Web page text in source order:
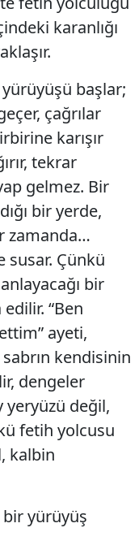
karanlığı
başlar;
çağrılar
karışır
tekrar
gelmez. Bir
bir yerde,
zamanda…
susar. Çünkü
bir
“Ben
ayeti,
kendisinin
dengeler
yeryüzü değil,
fetih yolcusu
kalbin
bir yürüyüş